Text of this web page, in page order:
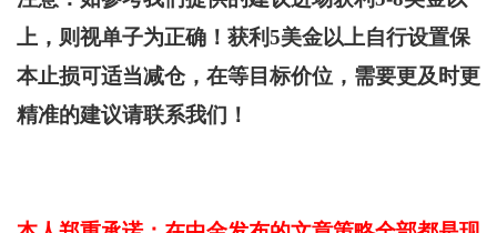
上，则视单子为正确！获利5美金以上自行设置保
本止损可适当减仓，在等目标价位，需要更及时更
精准的建议请联系我们！